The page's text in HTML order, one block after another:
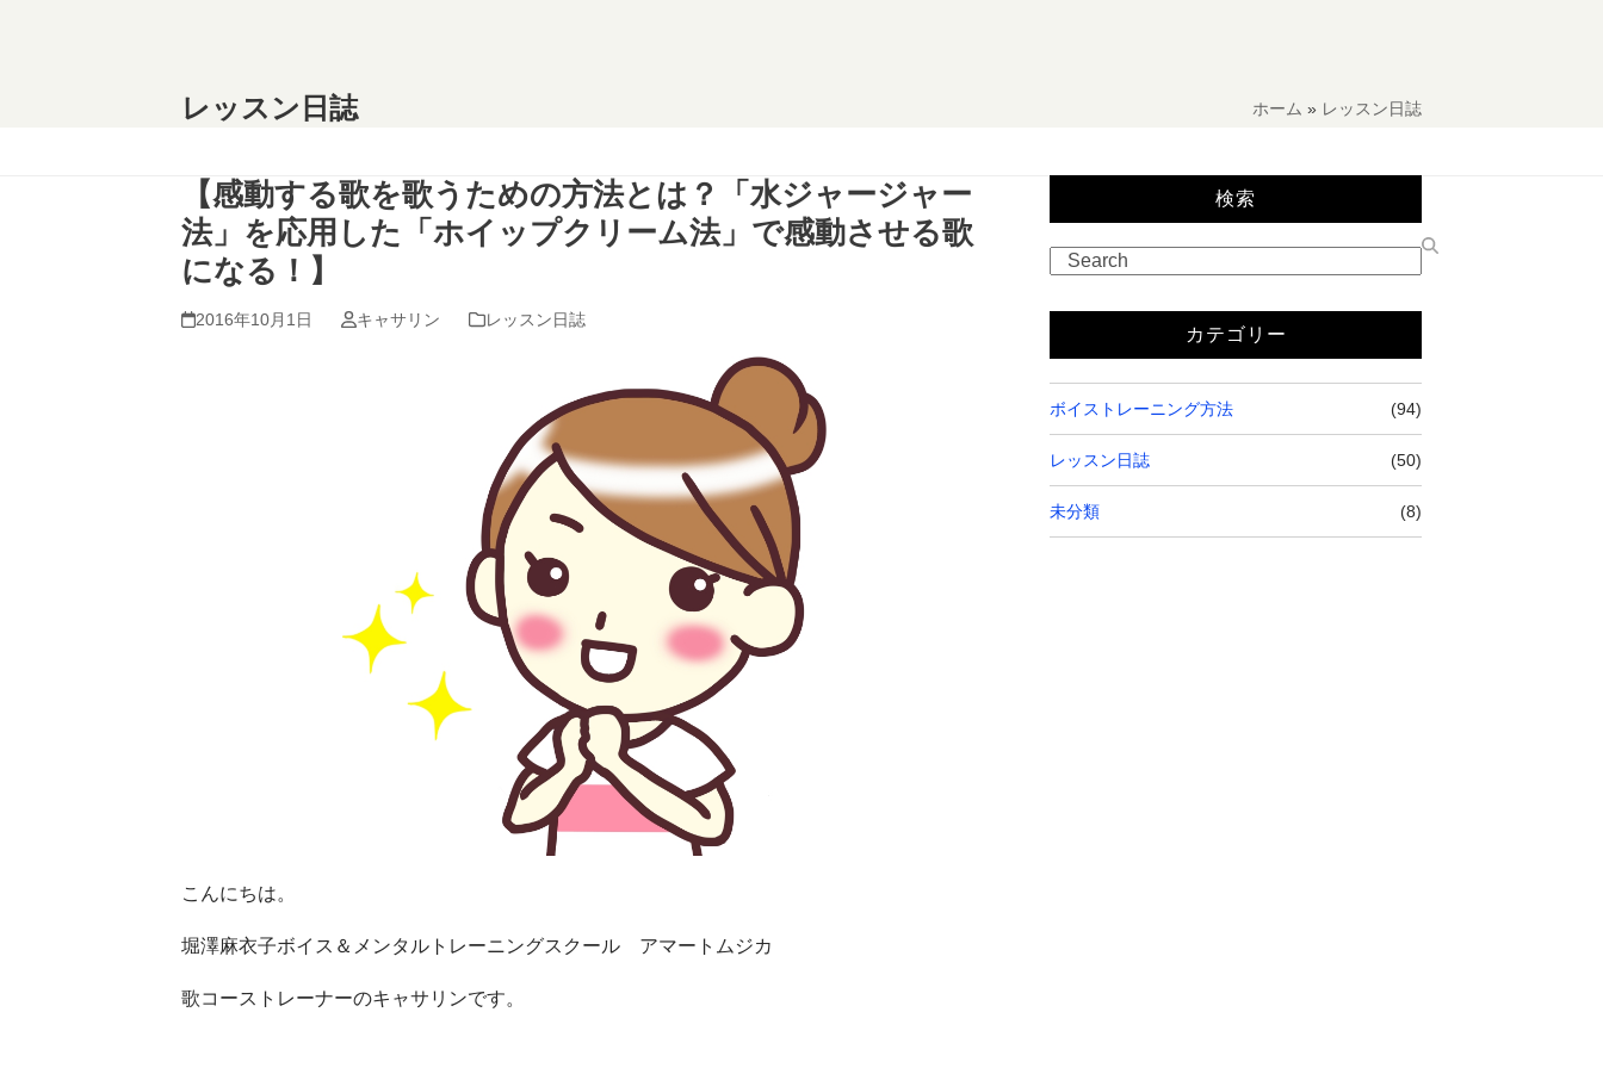
レッスン日誌 ホーム » レッスン日誌
【感動する歌を歌うための方法とは？「水ジャージャー
法」を応用した「ホイップクリーム法」で感動させる歌
になる！】
2016年10月1日 キャサリン レッスン日誌
こんにちは。
堀澤麻衣子ボイス＆メンタルトレーニングスクール アマートムジカ
歌コーストレーナーのキャサリンです。
検索
カテゴリー
ボイストレーニング方法 (94)
レッスン日誌 (50)
未分類 (8)